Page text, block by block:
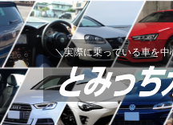
＼実際に乗っている車を